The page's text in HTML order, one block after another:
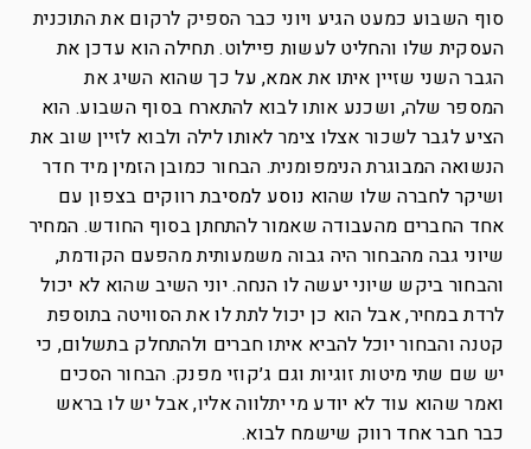
סוף השבוע כמעט הגיע ויוני כבר הספיק לרקום את התוכנית
העסקית שלו והחליט לעשות פיילוט. תחילה הוא עדכן את
הגבר השני שזיין איתו את אמא, על כך שהוא השיג את
המספר שלה, ושכנע אותו לבוא להתארח בסוף השבוע. הוא
הציע לגבר לשכור אצלו צימר לאותו לילה ולבוא לזיין שוב את
הנשואה המבוגרת הנימפומנית. הבחור כמובן הזמין מיד חדר
ושיקר לחברה שלו שהוא נוסע למסיבת רווקים בצפון עם
אחד החברים מהעבודה שאמור להתחתן בסוף החודש. המחיר
שיוני גבה מהבחור היה גבוה משמעותית מהפעם הקודמת,
והבחור ביקש שיוני יעשה לו הנחה. יוני השיב שהוא לא יכול
לרדת במחיר, אבל הוא כן יכול לתת לו את הסוויטה בתוספת
קטנה והבחור יוכל להביא איתו חברים ולהתחלק בתשלום, כי
יש שם שתי מיטות זוגיות וגם ג׳קוזי מפנק. הבחור הסכים
ואמר שהוא עוד לא יודע מי יתלווה אליו, אבל יש לו בראש
כבר חבר אחד רווק שישמח לבוא.